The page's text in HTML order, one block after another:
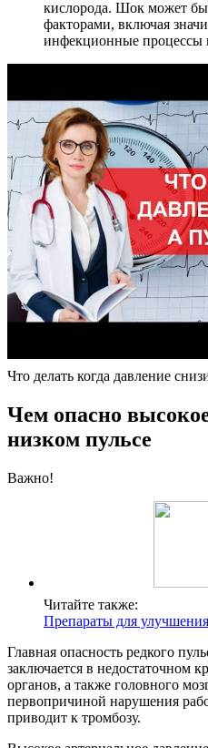
кислорода. Шок может
факторами, включая
инфекционные процессы
Что делать когда давление
Чем опасно
низком пульсе
Важно!
Читайте также:
Препараты для
Главная опасность редкого
заключается в недостаточном
органов, а также головного
первопричиной нарушения
приводит к тромбозу.